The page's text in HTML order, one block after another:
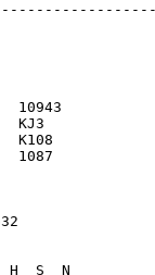
10943
KJ3
K108
1087
H  S  N